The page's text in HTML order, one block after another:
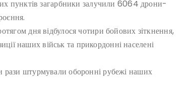
пунктів загарбники залучили 6064 дрони-
дня відбулося чотири бойових зіткнення,
наших військ та прикордонні населені
штурмували оборонні рубежі наших